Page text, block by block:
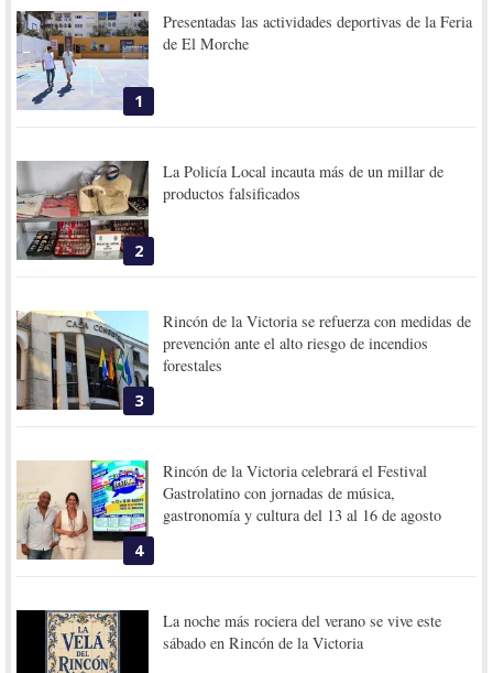
1
Presentadas las actividades deportivas de la Feria
de El Morche
2
La Policía Local incauta más de un millar de
productos falsificados
3
Rincón de la Victoria se refuerza con medidas de
prevención ante el alto riesgo de incendios
forestales
4
Rincón de la Victoria celebrará el Festival
Gastrolatino con jornadas de música,
gastronomía y cultura del 13 al 16 de agosto
La noche más rociera del verano se vive este
sábado en Rincón de la Victoria